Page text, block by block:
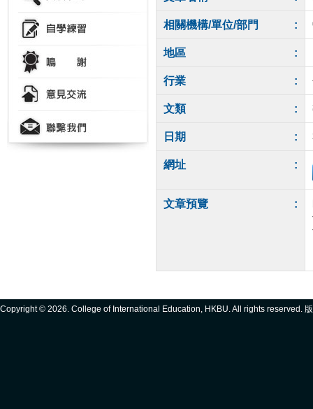
相關機構/單位/部門 :
地區 :
行業 :
文類 :
日期 :
網址 :
文章預覽 :
Copyright © 2026. College of International Education, HKBU. All rights reserved.